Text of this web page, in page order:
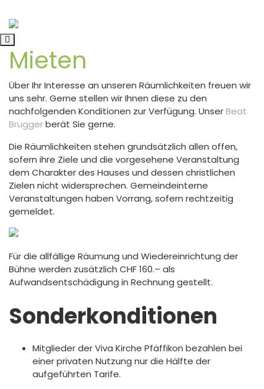
Skip
to
content
Mieten
Über Ihr Interesse an unseren Räumlichkeiten freuen wir
uns sehr. Gerne stellen wir Ihnen diese zu den
nachfolgenden Konditionen zur Verfügung. UnserBeat
Bruggerberät Sie gerne.
Die Räumlichkeiten stehen grundsätzlich allen offen,
sofern ihre Ziele und die vorgesehene Veranstaltung
dem Charakter des Hauses und dessen christlichen
Zielen nicht widersprechen. Gemeindeinterne
Veranstaltungen haben Vorrang, sofern rechtzeitig
gemeldet.
Für die allfällige Räumung und Wiedereinrichtung der
Bühne werden zusätzlich CHF 160.– als
Aufwandsentschädigung in Rechnung gestellt.
Sonderkonditionen
Mitglieder der Viva Kirche Pfäffikon bezahlen bei
einer privaten Nutzung nur die Hälfte der
aufgeführten Tarife.